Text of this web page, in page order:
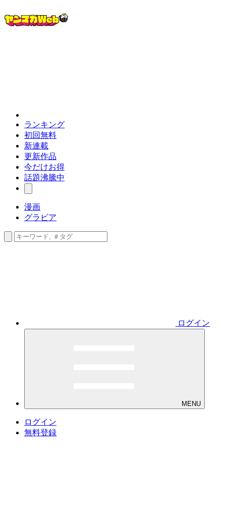
ランキング
初回無料
新連載
更新作品
今だけお得
話題沸騰中
漫画
グラビア
ログイン
MENU
ログイン
無料登録